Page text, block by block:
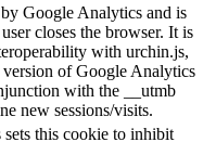
Google Analytics and is
closes the browser. It is
with urchin.js,
of Google Analytics
with the __utmb
new sessions/visits.
this cookie to inhibit